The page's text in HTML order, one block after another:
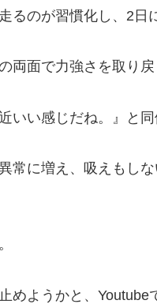
るのが習慣化し、2日
両面で力強さを取り戻
いい感じだね。』と
常に増え、吸えもし
めようかと、